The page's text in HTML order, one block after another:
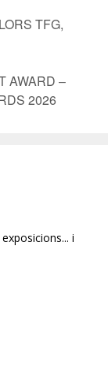
TFG,
AWARD –
2026
i